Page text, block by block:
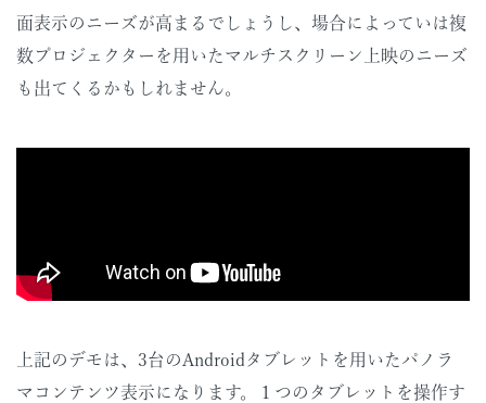
面表示のニーズが高まるでしょうし、場合によっていは複
数プロジェクターを用いたマルチスクリーン上映のニーズ
も出てくるかもしれません。
上記のデモは、3台のAndroidタブレットを用いたパノラ
マコンテンツ表示になります。１つのタブレットを操作す